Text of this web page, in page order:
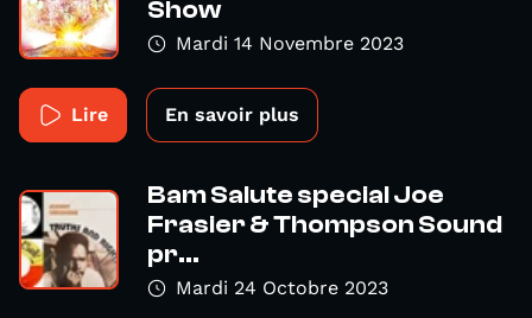
Show
Mardi 14 Novembre 2023
Lire En savoir plus
Bam Salute special Joe
Frasier & Thompson Sound
pr...
Mardi 24 Octobre 2023